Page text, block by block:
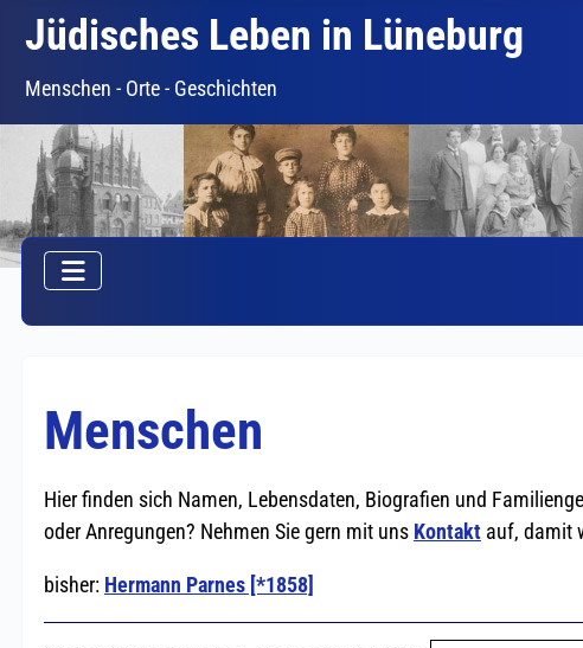
Jüdisches Leben in Lüneburg
Menschen - Orte - Geschichten